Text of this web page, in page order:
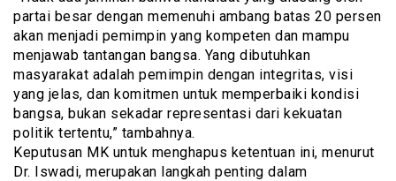
partai besar dengan memenuhi ambang batas 20 persen
akan menjadi pemimpin yang kompeten dan mampu
menjawab tantangan bangsa. Yang dibutuhkan
masyarakat adalah pemimpin dengan integritas, visi
yang jelas, dan komitmen untuk memperbaiki kondisi
bangsa, bukan sekadar representasi dari kekuatan
politik tertentu,” tambahnya.
Keputusan MK untuk menghapus ketentuan ini, menurut
Dr. Iswadi, merupakan langkah penting dalam